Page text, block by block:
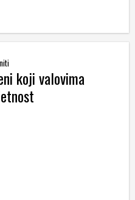
koji valovima